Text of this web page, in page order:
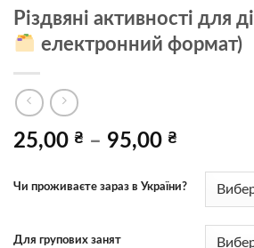
Різдвяні активності для
електронний формат)
25,00 ₴ – 95,00 ₴
25,00 ₴
through
95,00 ₴
Чи проживаєте зараз в України?
Для групових занят